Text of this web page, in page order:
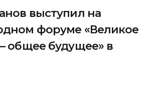
выступил на
форуме «Великое
общее будущее» в